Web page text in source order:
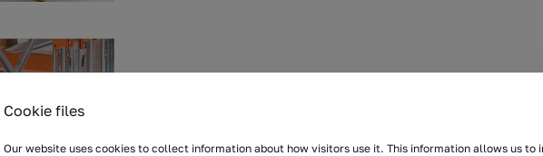
Cookie files
Our website uses cookies to collect information about how visitors use it. This information allows us to